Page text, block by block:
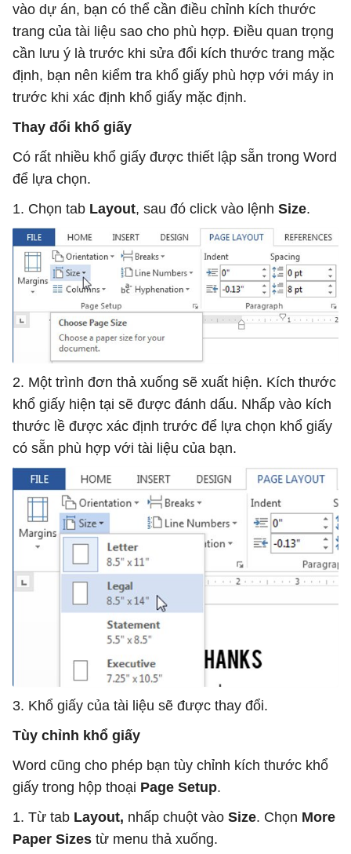
vào dự án, bạn có thể cần điều chỉnh kích thước
trang của tài liệu sao cho phù hợp. Điều quan trọng
cần lưu ý là trước khi sửa đổi kích thước trang mặc
định, bạn nên kiểm tra khổ giấy phù hợp với máy in
trước khi xác định khổ giấy mặc định.
Thay đổi khổ giấy
Có rất nhiều khổ giấy được thiết lập sẵn trong Word
để lựa chọn.
1. Chọn tab Layout, sau đó click vào lệnh Size.
2. Một trình đơn thả xuống sẽ xuất hiện. Kích thước
khổ giấy hiện tại sẽ được đánh dấu. Nhấp vào kích
thước lề được xác định trước để lựa chọn khổ giấy
có sẵn phù hợp với tài liệu của bạn.
3. Khổ giấy của tài liệu sẽ được thay đổi.
Tùy chỉnh khổ giấy
Word cũng cho phép bạn tùy chỉnh kích thước khổ
giấy trong hộp thoại Page Setup.
1. Từ tab Layout, nhấp chuột vào Size. Chọn More
Paper Sizes từ menu thả xuống.